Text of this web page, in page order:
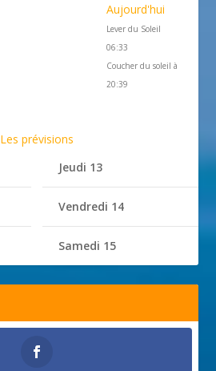
Aujourd'hui
Lever du Soleil
06:33
Coucher du soleil à
20:39
Les prévisions
Jeudi 13
Vendredi 14
Samedi 15